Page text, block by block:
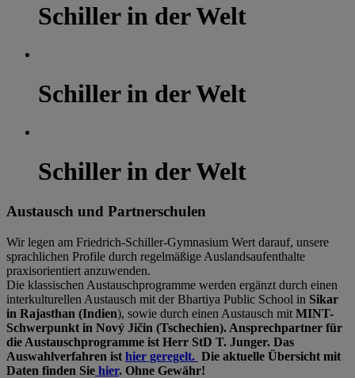
Schiller in der Welt
Schiller in der Welt
Schiller in der Welt
Austausch und Partnerschulen
Wir legen am Friedrich-Schiller-Gymnasium Wert darauf, unsere
sprachlichen Profile durch regelmäßige Auslandsaufenthalte
praxisorientiert anzuwenden.
Die klassischen Austauschprogramme werden ergänzt durch einen
interkulturellen Austausch mit der Bhartiya Public School in Sikar
in Rajasthan (Indien), sowie durch einen Austausch mit MINT-
Schwerpunkt in Nový Jičin (Tschechien). Ansprechpartner für
die Austauschprogramme ist Herr StD T. Junger. Das
Auswahlverfahren ist hier geregelt. Die aktuelle Übersicht mit
Daten finden Sie hier. Ohne Gewähr!